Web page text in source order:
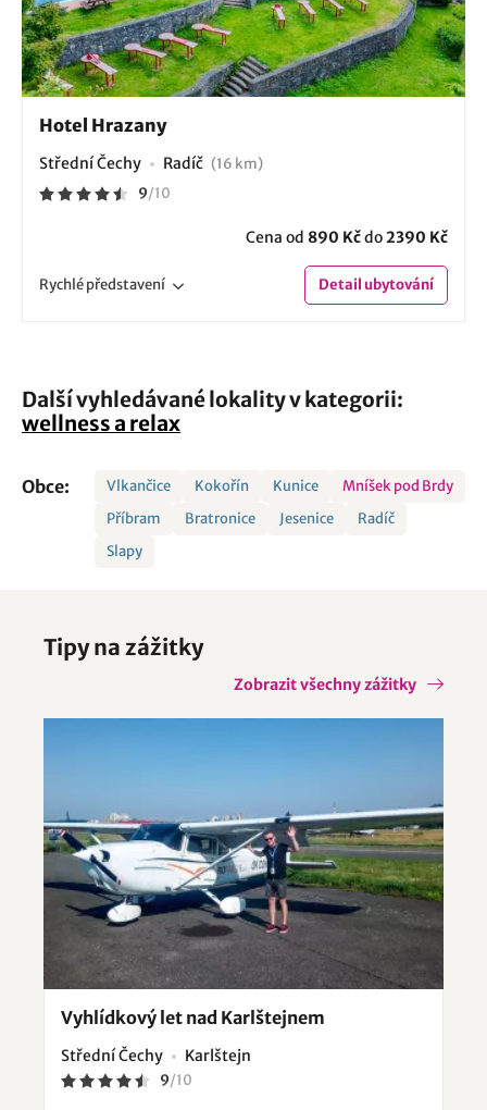
Hotel Hrazany
Střední Čechy Radíč (16 km)
9/10
Cena od 890 Kčdo2390 Kč
Rychlépředstavení Detailubytování
Další vyhledávané lokality v kategorii:
wellness a relax
Obce: Vlkančice Kokořín Kunice
Mníšek pod Brdy
Příbram
Bratronice Jesenice
Radíč
Slapy
Tipy na zážitky
Zobrazit všechny zážitky
Vyhlídkový let nad Karlštejnem
Střední Čechy Karlštejn
9/10